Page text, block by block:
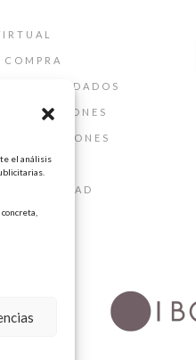
el análisis
Y CUIDADOS
CONDICIONES
PRIVACIDAD
COOKIES